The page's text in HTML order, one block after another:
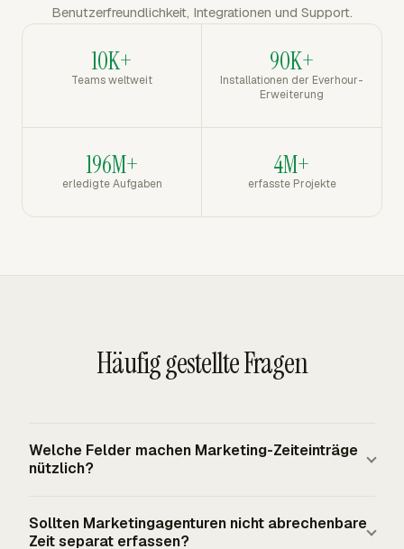
Benutzerfreundlichkeit, Integrationen und Support.
10K+
Teams weltweit
90K+
Installationen der Everhour-
Erweiterung
196M+
erledigte Aufgaben
4M+
erfasste Projekte
Häufig gestellte Fragen
Welche Felder machen Marketing-Zeiteinträge
nützlich?
oder Account, Kampagne, Deliverable oder Aufgabe,
Sollten Marketingagenturen nicht abrechenbare
Zeit separat erfassen?